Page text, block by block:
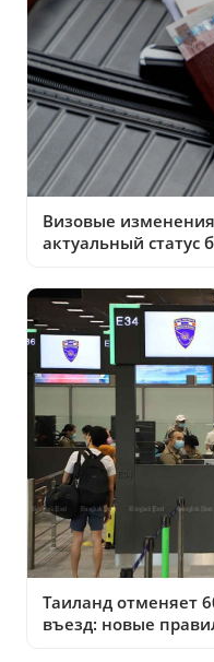
Визовые
актуальный статус
Таиланд отменяет
въезд: новые